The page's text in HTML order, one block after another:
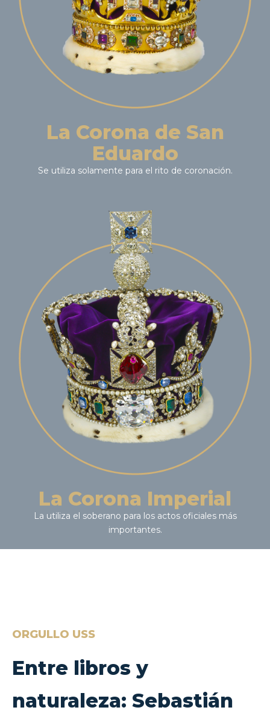
La Corona de San
Eduardo
Se utiliza solamente para el rito de coronación.
La Corona Imperial
La utiliza el soberano para los actos oficiales más
importantes.
ORGULLO USS
Entre libros y
naturaleza: Sebastián